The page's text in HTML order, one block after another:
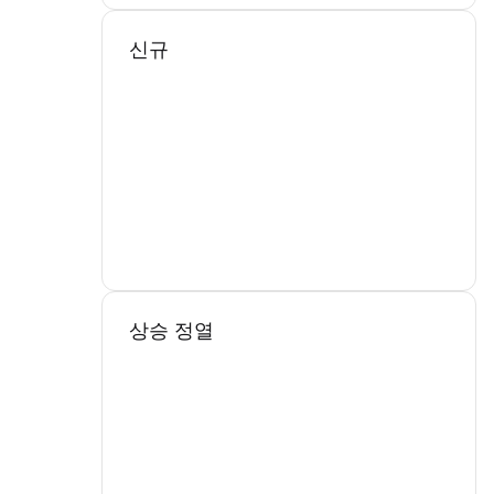
신규
상승 정열